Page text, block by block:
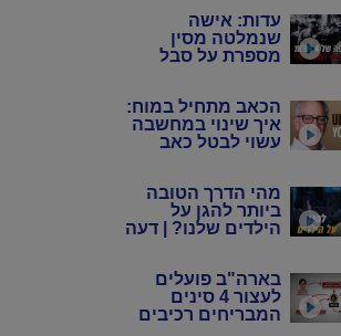
עדות: אישה
שנמלטה מסין
מספרת על סבל
הקומוניסטי הסיני
הכאב מתחיל במוח:
איך שינוי במחשבה
עשוי לבטל כאב
מהי הדרך הטובה
ביותר להגן על
הילדים שלנו? | דעה
בארה"ב פועלים
לעצור 4 סינים
המבריחים רכיבים